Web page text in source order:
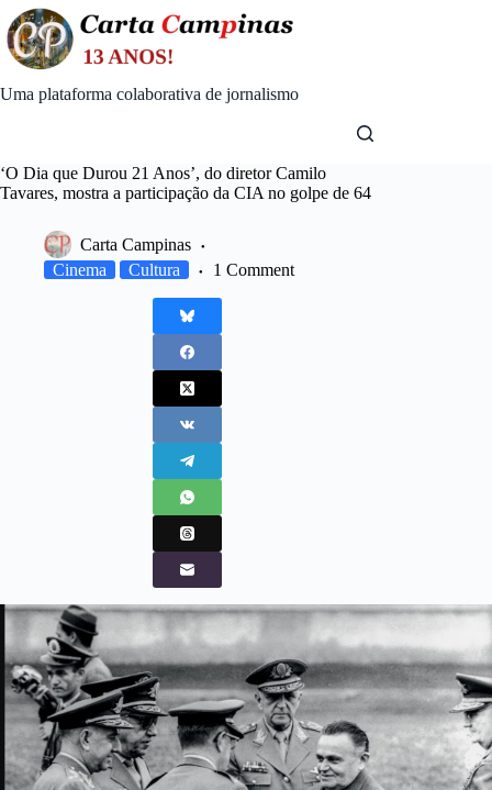
Skip
to
content
Uma plataforma colaborativa de jornalismo
‘O Dia que Durou 21 Anos’, do diretor Camilo
Tavares, mostra a participação da CIA no golpe de 64
Carta Campinas
Cinema
Cultura 1 Comment